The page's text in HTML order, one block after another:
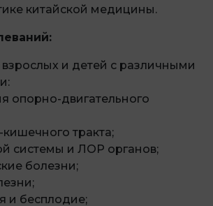
китайской медицины.
и детей с различными
опорно-двигательного
тракта;
системы и ЛОР органов;
болезни;
и бесплодие;